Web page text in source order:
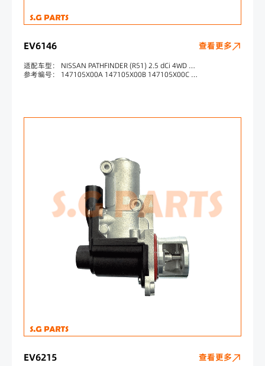
EV6146
适配车型： NISSAN PATHFINDER (R51) 2.5 dCi 4WD NISSAN PATHFINDER (R51) 2.5 dCi NISSAN NAVARA (D40) 2.5 dCi NISSAN NAVARA (D40) 2.5 dCi 4WD NISSAN NAVARA Platform/Chassis (D40) 2.5 dCi NISSAN NAVARA Platform/Chassis (D40) 2.5 dCi 4WD
参考编号： 147105X00A 147105X00B 147105X00C 147105X00D 717730147 730147
查看更多
EV6215 查看更多